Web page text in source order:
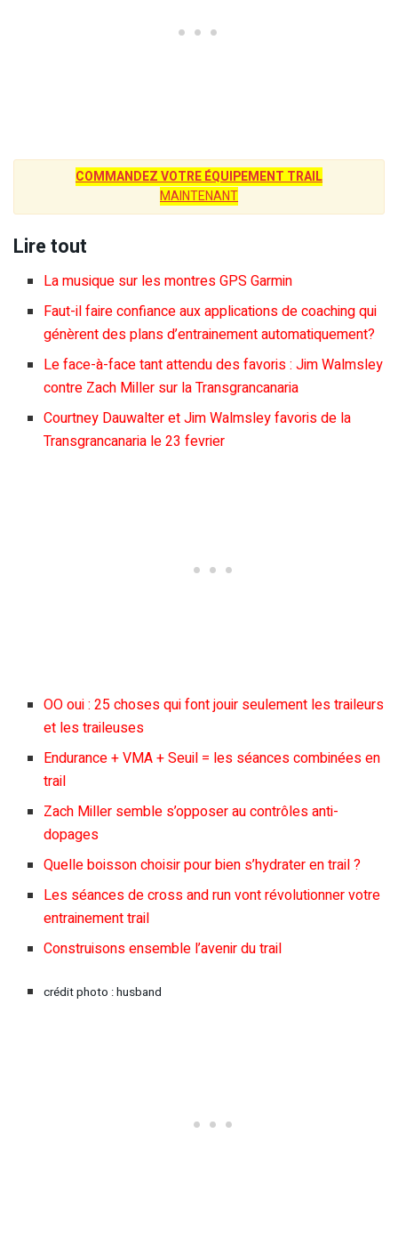
COMMANDEZ VOTRE ÉQUIPEMENT TRAIL
MAINTENANT
Lire tout
La musique sur les montres GPS Garmin
Faut-il faire confiance aux applications de coaching qui
génèrent des plans d’entrainement automatiquement?
Le face-à-face tant attendu des favoris : Jim Walmsley
contre Zach Miller sur la Transgrancanaria
Courtney Dauwalter et Jim Walmsley favoris de la
Transgrancanaria le 23 fevrier
OO oui : 25 choses qui font jouir seulement les traileurs
et les traileuses
Endurance + VMA + Seuil = les séances combinées en
trail
Zach Miller semble s’opposer au contrôles anti-
dopages
Quelle boisson choisir pour bien s’hydrater en trail ?
Les séances de cross and run vont révolutionner votre
entrainement trail
Construisons ensemble l’avenir du trail
crédit photo : husband